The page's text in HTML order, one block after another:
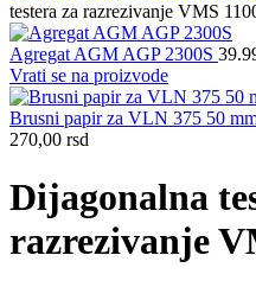
testera za razrezivanje VMS
Agregat AGM AGP 2300S
Vrati se na proizvode
Brusni papir za VLN 375 50
270,00 rsd
Dijagonalna
razrezivanje